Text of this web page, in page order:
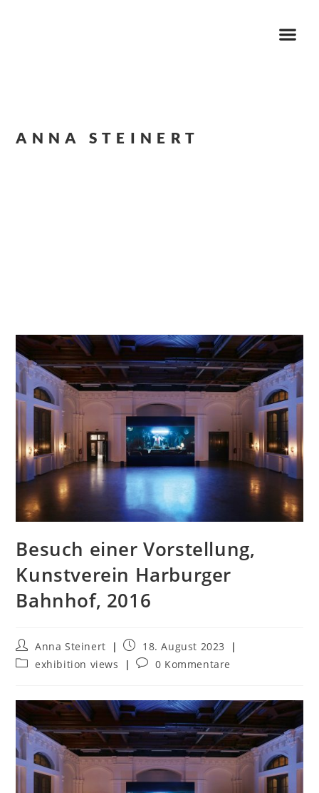
ANNA STEINERT
Besuch einer Vorstellung,
Kunstverein Harburger
Bahnhof, 2016
Anna Steinert
18. August 2023
exhibition views
0 Kommentare